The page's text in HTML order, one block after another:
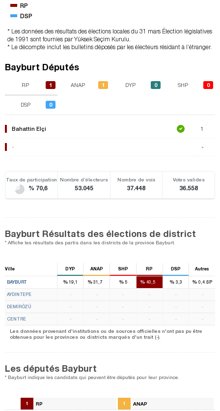
RP
DSP
* Les données des résultats des élections locales du 31 mars Élection législatives
de 1991 sont fournies par Yüksek Seçim Kurulu.
* Le décompte inclut les bulletins déposés par les électeurs résidant à l’étranger.
Bayburt Députés
RP 1 ANAP 1 DYP 0 SHP 0
DSP 0
Bahattin Elçi 1
- -
Taux de participation
% 70,6
Nombre d’électeurs
53.045
Nombre de voix
37.448
Votes valides
36.558
Bayburt Résultats des élections de district
* Affiche les résultats des partis dans les districts de la province Bayburt.
Ville DYP ANAP SHP RP DSP Autres
BAYBURT %19,1 %31,7
1
%5 %40,5
1
% 3,3 %0,4 SP
AYDINTEPE - - - - - -
DEMİRÖZÜ - - - - - -
CENTRE - - - - - -
Les données provenant d'institutions ou de sources officielles n'ont pas pu être
obtenues pour les provinces ou districts marqués d'un trait (-).
Les députés Bayburt
* Bayburt indique les candidats qui peuvent être députés pour leur province.
1 RP 1 ANAP